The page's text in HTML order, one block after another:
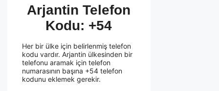
Arjantin Telefon
Kodu: +54
Her bir ülke için belirlenmiş telefon
kodu vardır. Arjantin ülkesinden bir
telefonu aramak için telefon
numarasının başına +54 telefon
kodunu eklemek gerekir.